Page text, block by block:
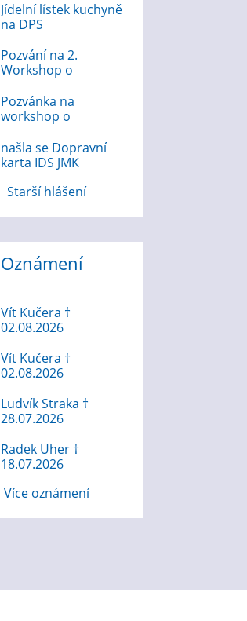
Jídelní lístek kuchyně
na DPS
Pozvání na 2.
Workshop o
internetu
Pozvánka na
workshop o
internetu 12.8.2026
našla se Dopravní
karta IDS JMK
Starší hlášení
Oznámení
Vít Kučera †
02.08.2026
Vít Kučera †
02.08.2026
Ludvík Straka †
28.07.2026
Radek Uher †
18.07.2026
Více oznámení